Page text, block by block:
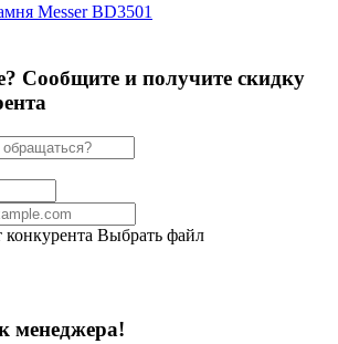
Messer BD3501
Сообщите и получите скидку
Выбрать файл
менеджера!